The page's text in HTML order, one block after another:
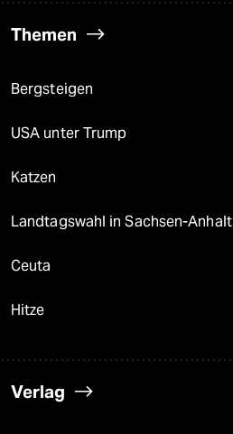
Themen
Bergsteigen
USA unter Trump
Katzen
Landtagswahl in Sachsen-Anhalt
Ceuta
Hitze
Verlag